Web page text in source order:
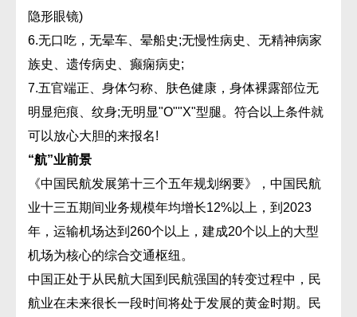
隐形眼镜)
6.无口吃，无晕车、晕船史;无慢性病史、无精神病家
族史、遗传病史、癫痫病史;
7.五官端正、身体匀称、肤色健康，身体裸露部位无
明显疤痕、纹身;无明显"O""X"型腿。符合以上条件就
可以放心大胆的来报名!
“航”业前景
《中国民航发展第十三个五年规划纲要》，中国民航
业十三五期间业务规模年均增长12%以上，到2023
年，运输机场达到260个以上，建成20个以上的大型
机场为核心的综合交通枢纽。
中国正处于从民航大国到民航强国的转变过程中，民
航业在未来很长一段时间将处于发展的黄金时期。民